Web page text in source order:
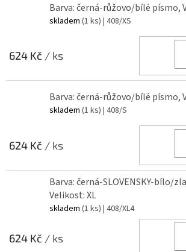
Barva: černá-růžovo/bílé písmo,
skladem (1 ks) | 408/XS
624 Kč / ks
Barva: černá-růžovo/bílé písmo,
skladem (1 ks) | 408/S
624 Kč / ks
Barva: černá-SLOVENSKY-bílo/
Velikost: XL
skladem (1 ks) | 408/XL4
624 Kč / ks